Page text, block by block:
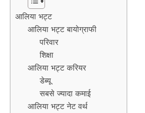
आलिया भट्ट
आलिया भट्ट बायोग्राफी
परिवार
शिक्षा
आलिया भट्ट करियर
डेब्यू
सबसे ज्यादा कमाई
आलिया भट्ट नेट वर्थ